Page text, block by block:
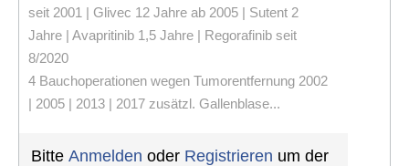
seit 2001 | Glivec 12 Jahre ab 2005 | Sutent 2
Jahre | Avapritinib 1,5 Jahre | Regorafinib seit
8/2020
4 Bauchoperationen wegen Tumorentfernung 2002
| 2005 | 2013 | 2017 zusätzl. Gallenblase...
Bitte Anmelden oder Registrieren um der